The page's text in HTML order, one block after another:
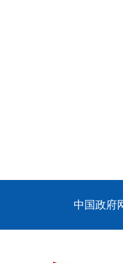
中国政府